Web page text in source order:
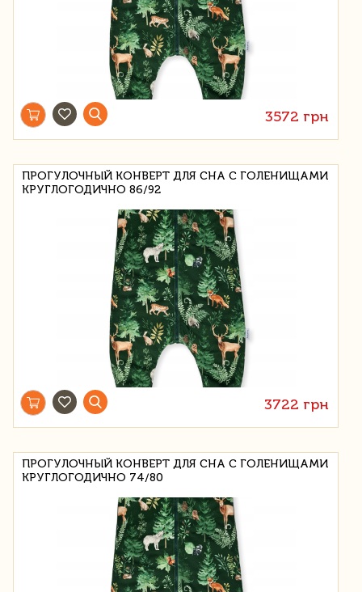
3572 грн
ПРОГУЛОЧНЫЙ КОНВЕРТ ДЛЯ СНА С ГОЛЕНИЩАМИ
КРУГЛОГОДИЧНО 86/92
3722 грн
ПРОГУЛОЧНЫЙ КОНВЕРТ ДЛЯ СНА С ГОЛЕНИЩАМИ
КРУГЛОГОДИЧНО 74/80